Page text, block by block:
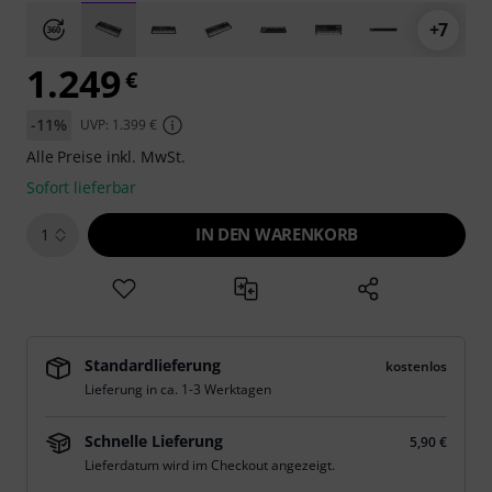
+7
1.249€
-11% UVP: 1.399 €
Alle Preise inkl. MwSt.
Sofort lieferbar
1 IN DEN WARENKORB
Standardlieferung
kostenlos
Lieferung in ca. 1-3 Werktagen
Schnelle Lieferung
5,90 €
Lieferdatum wird im Checkout angezeigt.